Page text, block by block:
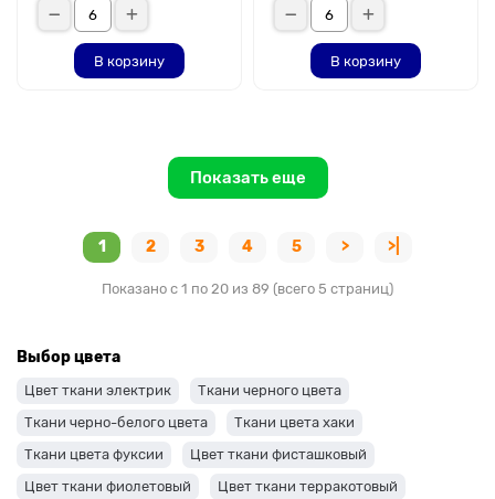
В корзину В корзину
Показать еще
1 2 3 4 5 > >|
Показано с 1 по 20 из 89 (всего 5 страниц)
Выбор цвета
Цвет ткани электрик
Ткани черного цвета
Ткани черно-белого цвета
Ткани цвета хаки
Ткани цвета фуксии
Цвет ткани фисташковый
Цвет ткани фиолетовый
Цвет ткани терракотовый